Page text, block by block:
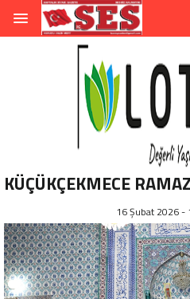
KÜÇÜKÇEKMECE
16 Şubat 2026 -